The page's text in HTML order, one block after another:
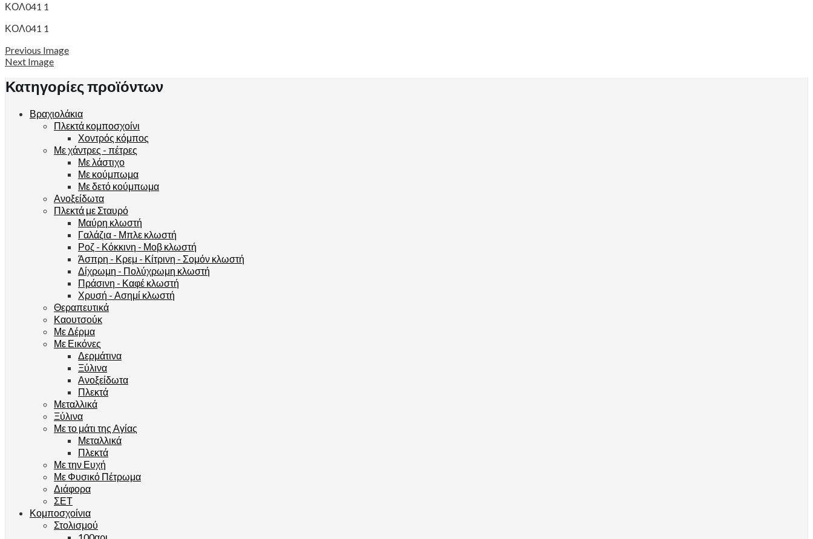
ΚΟΛ041 1
ΚΟΛ041 1
Previous Image
Next Image
Κατηγορίες προϊόντων
Βραχιολάκια
Πλεκτά κομποσχοίνι
Χοντρός κόμπος
Με χάντρες - πέτρες
Με λάστιχο
Με κούμπωμα
Με δετό κούμπωμα
Ανοξείδωτα
Πλεκτά με Σταυρό
Μαύρη κλωστή
Γαλάζια - Μπλε κλωστή
Ροζ - Κόκκινη - Μοβ κλωστή
Άσπρη - Κρεμ - Κίτρινη - Σομόν κλωστή
Δίχρωμη - Πολύχρωμη κλωστή
Πράσινη - Καφέ κλωστή
Χρυσή - Ασημί κλωστή
Θεραπευτικά
Καουτσούκ
Με Δέρμα
Με Εικόνες
Δερμάτινα
Ξύλινα
Ανοξείδωτα
Πλεκτά
Μεταλλικά
Ξύλινα
Με το μάτι της Αγίας
Μεταλλικά
Πλεκτά
Με την Ευχή
Με Φυσικό Πέτρωμα
Διάφορα
ΣΕΤ
Κομποσχοίνια
Στολισμού